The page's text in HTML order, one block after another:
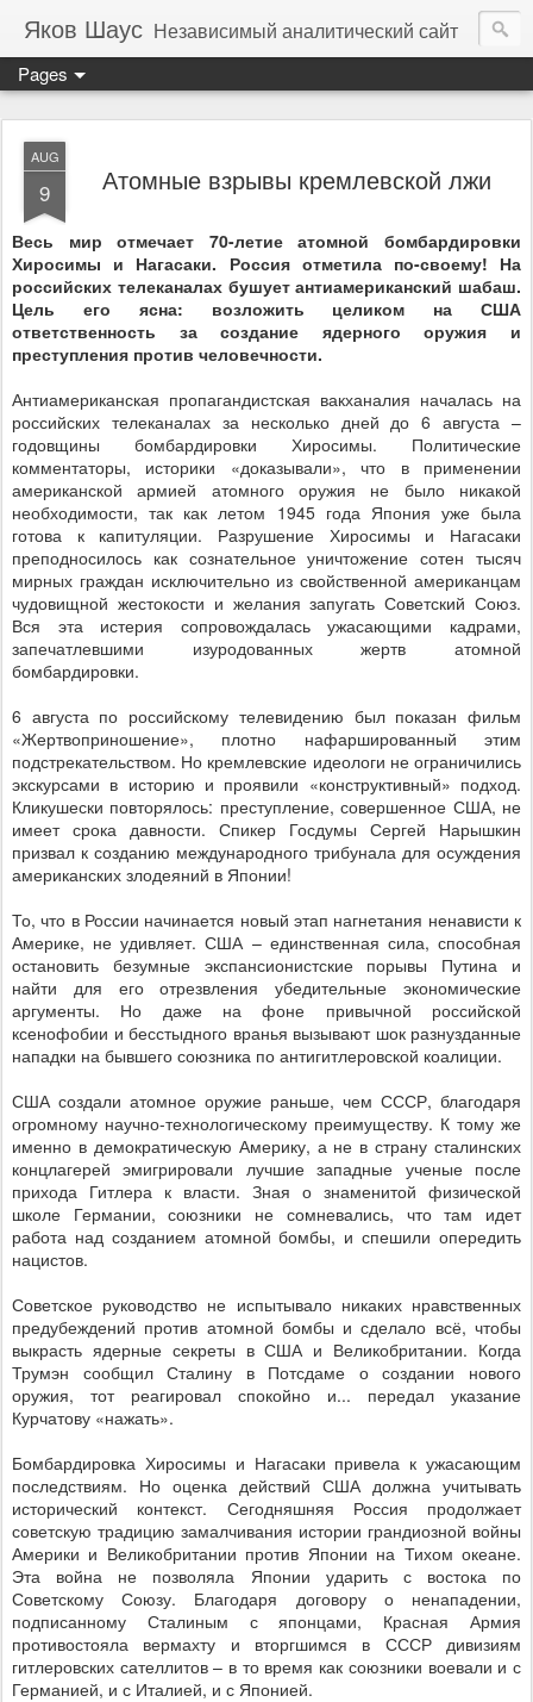
Яков Шаус Независимый аналитический сайт
Pages
AUG
9 Атомные взрывы кремлевской лжи
Весь мир отмечает 70-летие атомной бомбардировки
Хиросимы и Нагасаки. Россия отметила по-своему! На
российских телеканалах бушует антиамериканский шабаш.
Цель его ясна: возложить целиком на США
ответственность за создание ядерного оружия и
преступления против человечности.
Антиамериканская пропагандистская вакханалия началась на
российских телеканалах за несколько дней до 6 августа –
годовщины бомбардировки Хиросимы. Политические
комментаторы, историки «доказывали», что в применении
американской армией атомного оружия не было никакой
необходимости, так как летом 1945 года Япония уже была
готова к капитуляции. Разрушение Хиросимы и Нагасаки
преподносилось как сознательное уничтожение сотен тысяч
мирных граждан исключительно из свойственной американцам
чудовищной жестокости и желания запугать Советский Союз.
Вся эта истерия сопровождалась ужасающими кадрами,
запечатлевшими изуродованных жертв атомной
бомбардировки.
6 августа по российскому телевидению был показан фильм
«Жертвоприношение», плотно нафаршированный этим
подстрекательством. Но кремлевские идеологи не ограничились
экскурсами в историю и проявили «конструктивный» подход.
Кликушески повторялось: преступление, совершенное США, не
имеет срока давности. Спикер Госдумы Сергей Нарышкин
призвал к созданию международного трибунала для осуждения
американских злодеяний в Японии!
То, что в России начинается новый этап нагнетания ненависти к
Америке, не удивляет. США – единственная сила, способная
остановить безумные экспансионистские порывы Путина и
найти для его отрезвления убедительные экономические
аргументы. Но даже на фоне привычной российской
ксенофобии и бесстыдного вранья вызывают шок разнузданные
нападки на бывшего союзника по антигитлеровской коалиции.
США создали атомное оружие раньше, чем СССР, благодаря
огромному научно-технологическому преимуществу. К тому же
именно в демократическую Америку, а не в страну сталинских
концлагерей эмигрировали лучшие западные ученые после
прихода Гитлера к власти. Зная о знаменитой физической
школе Германии, союзники не сомневались, что там идет
работа над созданием атомной бомбы, и спешили опередить
нацистов.
Советское руководство не испытывало никаких нравственных
предубеждений против атомной бомбы и сделало всё, чтобы
выкрасть ядерные секреты в США и Великобритании. Когда
Трумэн сообщил Сталину в Потсдаме о создании нового
оружия, тот реагировал спокойно и... передал указание
Курчатову «нажать».
Бомбардировка Хиросимы и Нагасаки привела к ужасающим
последствиям. Но оценка действий США должна учитывать
исторический контекст. Сегодняшняя Россия продолжает
советскую традицию замалчивания истории грандиозной войны
Америки и Великобритании против Японии на Тихом океане.
Эта война не позволяла Японии ударить с востока по
Советскому Союзу. Благодаря договору о ненападении,
подписанному Сталиным с японцами, Красная Армия
противостояла вермахту и вторгшимся в СССР дивизиям
гитлеровских сателлитов – в то время как союзники воевали и с
Германией, и с Италией, и с Японией.